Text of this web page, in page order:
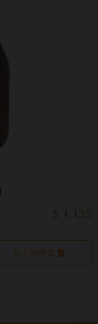
加入詢問單